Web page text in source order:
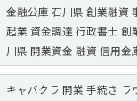
金融公庫 石川県 創業融資
起業 資金調達 行政書士 創
川県 開業資金 融資 信用金
キャバクラ 開業 手続き ラ